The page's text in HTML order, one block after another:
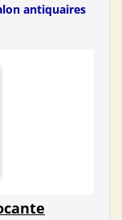
antiquaires